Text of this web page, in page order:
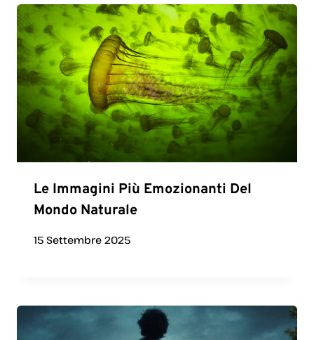
Le Immagini Più Emozionanti Del
Mondo Naturale
15 Settembre 2025